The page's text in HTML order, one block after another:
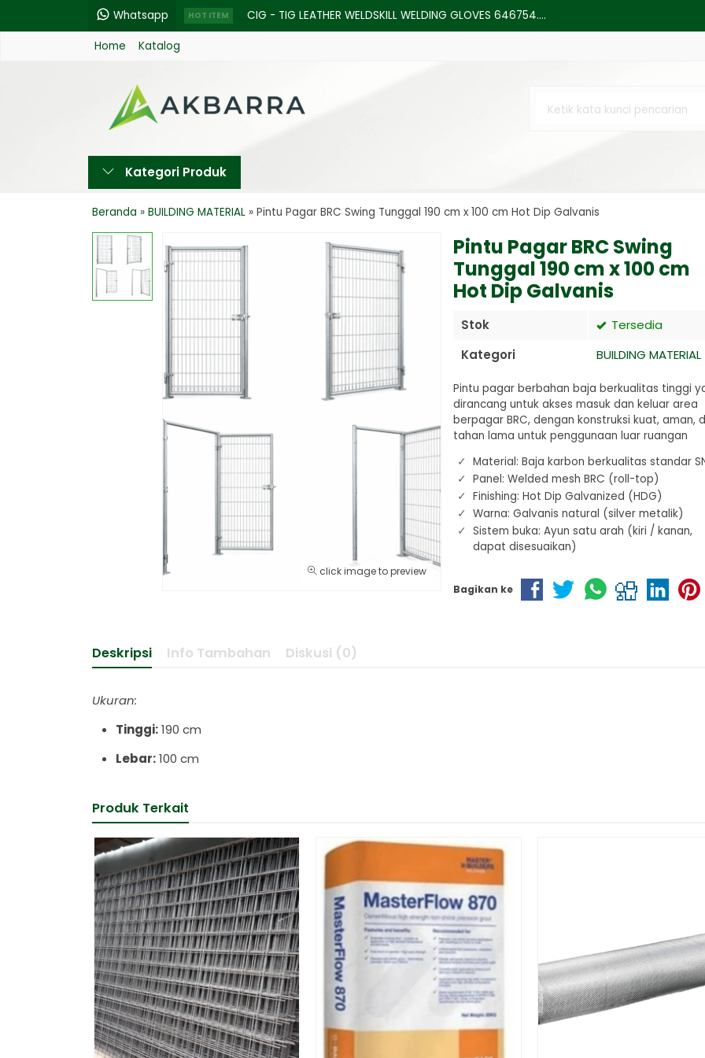
Whatsapp HOT ITEM CIG - TIG LEATHER WELDSKILL WELDING GLOVES 646754....
Krisbow Drill Bits Mixed Set 62 pcs / Set Mata Bor....
Tongkat Pengukur Oli PN: L375-01300-3....
Home Katalog
Kategori Produk
Beranda » BUILDING MATERIAL » Pintu Pagar BRC Swing Tunggal 190 cm x 100 cm Hot Dip Galvanis
click image to preview
Pintu Pagar BRC Swing
Tunggal 190 cm x 100 cm
Hot Dip Galvanis
Stok
Tersedia
Kategori
BUILDING MATERIAL
Pintu pagar berbahan baja berkualitas tinggi
dirancang untuk akses masuk dan keluar area
berpagar BRC, dengan konstruksi kuat, aman,
tahan lama untuk penggunaan luar ruangan
Material: Baja karbon berkualitas standar
Panel: Welded mesh BRC (roll-top)
Finishing: Hot Dip Galvanized (HDG)
Warna: Galvanis natural (silver metalik)
Sistem buka: Ayun satu arah (kiri / kanan,
dapat disesuaikan)
Bagikan ke
Deskripsi Info Tambahan Diskusi (0)
Ukuran:
Tinggi:190 cm
Lebar:100 cm
Produk Terkait